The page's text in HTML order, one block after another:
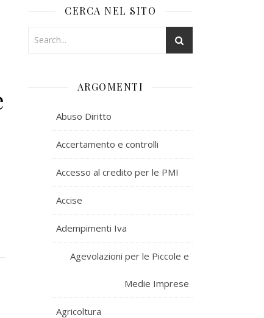
CERCA NEL SITO
ARGOMENTI
Abuso Diritto
Accertamento e controlli
Accesso al credito per le PMI
Accise
Adempimenti Iva
Agevolazioni per le Piccole e
Medie Imprese
Agricoltura